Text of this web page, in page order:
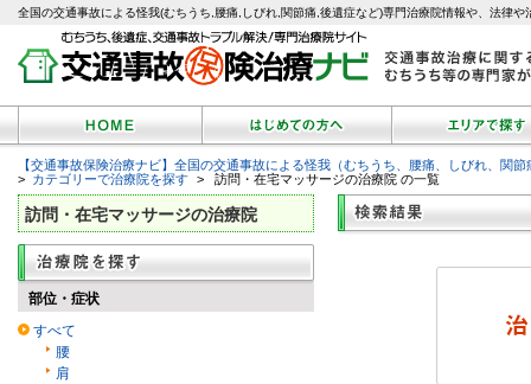
全国の交通事故による怪我(むちうち,腰痛,しびれ,関節痛,後遺症など)専門治療院情報や、法律
【交通事故保険治療ナビ】全国の交通事故による怪我（むちうち、腰痛、しびれ、関
> カテゴリーで治療院を探す > 訪問・在宅マッサージの治療院 の一覧
訪問・在宅マッサージの治療院
部位・症状
すべて
腰
肩